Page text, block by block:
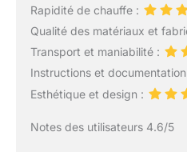
Rapidité de chauffe :
Qualité des matériaux et
Transport et maniabilité :
Instructions et
Esthétique et design :
Notes des utilisateurs 4.6/5